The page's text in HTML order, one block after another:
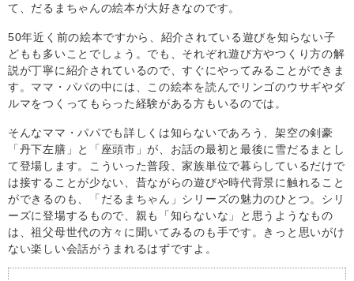
て、だるまちゃんの絵本が大好きなのです。
50年近く前の絵本ですから、紹介されている遊びを知らない子
どもも多いことでしょう。でも、それぞれ遊び方やつくり方の解
説が丁寧に紹介されているので、すぐにやってみることができま
す。ママ・パパの中には、この絵本を読んでリンゴのウサギやダ
ルマをつくってもらった経験がある方もいるのでは。
そんなママ・パパでも詳しくは知らないであろう、架空の剣豪
「丹下左膳」と「座頭市」が、お話の最初と最後に雪だるまとし
て登場します。こういった普段、家族単位で暮らしているだけで
は接することが少ない、昔ながらの遊びや時代背景に触れること
ができるのも、「だるまちゃん」シリーズの魅力のひとつ。シリ
ーズに登場するもので、親も「知らないな」と思うようなもの
は、祖父母世代の方々に聞いてみるのも手です。きっと思いがけ
ない楽しい会話がうまれるはずですよ。